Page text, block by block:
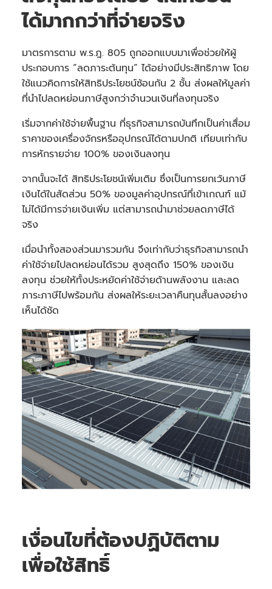
ได้มากกว่าที่จ่ายจริง
มาตรการตาม พ.ร.ฎ. 805 ถูกออกแบบมาเพื่อช่วยให้ผู้
ประกอบการ “ลดภาระต้นทุน” ได้อย่างมีประสิทธิภาพ โดย
ใช้แนวคิดการให้สิทธิประโยชน์ซ้อนกัน 2 ชั้น ส่งผลให้มูลค่า
ที่นำไปลดหย่อนภาษีสูงกว่าจำนวนเงินที่ลงทุนจริง
เริ่มจากค่าใช้จ่ายพื้นฐาน ที่ธุรกิจสามารถบันทึกเป็นค่าเสื่อม
ราคาของเครื่องจักรหรืออุปกรณ์ได้ตามปกติ เทียบเท่ากับ
การหักรายจ่าย 100% ของเงินลงทุน
จากนั้นจะได้ สิทธิประโยชน์เพิ่มเติม ซึ่งเป็นการยกเว้นภาษี
เงินได้ในสัดส่วน 50% ของมูลค่าอุปกรณ์ที่เข้าเกณฑ์ แม้
ไม่ได้มีการจ่ายเงินเพิ่ม แต่สามารถนำมาช่วยลดภาษีได้
จริง
เมื่อนำทั้งสองส่วนมารวมกัน จึงเท่ากับว่าธุรกิจสามารถนำ
ค่าใช้จ่ายไปลดหย่อนได้รวม สูงสุดถึง 150% ของเงิน
ลงทุน ช่วยให้ทั้งประหยัดค่าใช้จ่ายด้านพลังงาน และลด
ภาระภาษีไปพร้อมกัน ส่งผลให้ระยะเวลาคืนทุนสั้นลงอย่าง
เห็นได้ชัด
เงื่อนไขที่ต้องปฏิบัติตาม
เพื่อใช้สิทธิ์